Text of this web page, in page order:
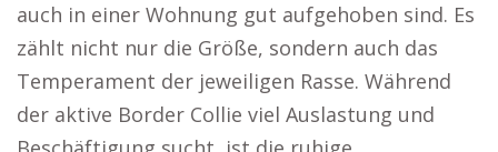
auch in einer Wohnung gut aufgehoben sind. Es
zählt nicht nur die Größe, sondern auch das
Temperament der jeweiligen Rasse. Während
der aktive Border Collie viel Auslastung und